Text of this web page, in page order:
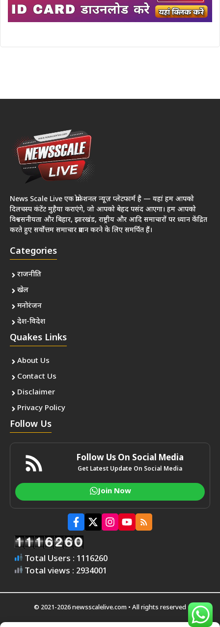
News Scale Live एक प्रोफेशनल न्यूज़ प्लेटफार्म है — यहां हम आपको
दिलचस्प कंटेंट मुहैया कराएंगे, जो आपको बेहद पसंद आएगा। हम आपको
विश्वसनीयता और बिहार, झारखंड, राष्ट्रीय और आदि समाचारों पर ध्यान केंद्रित
करते हुए सर्वोत्तम समाचार प्रदान करने के लिए समर्पित हैं।
Categories
राजनीति
खेल
मनोरंजन
देश-विदेश
Quakes Links
About Us
Contact Us
Disclaimer
Privacy Policy
Follow Us
Follow Us On Social Media
Get Latest Update On Social Media
Join Now
Total Users : 1116260
Total views : 2934001
© 2021-2026 newsscalelive.com • All rights reserved